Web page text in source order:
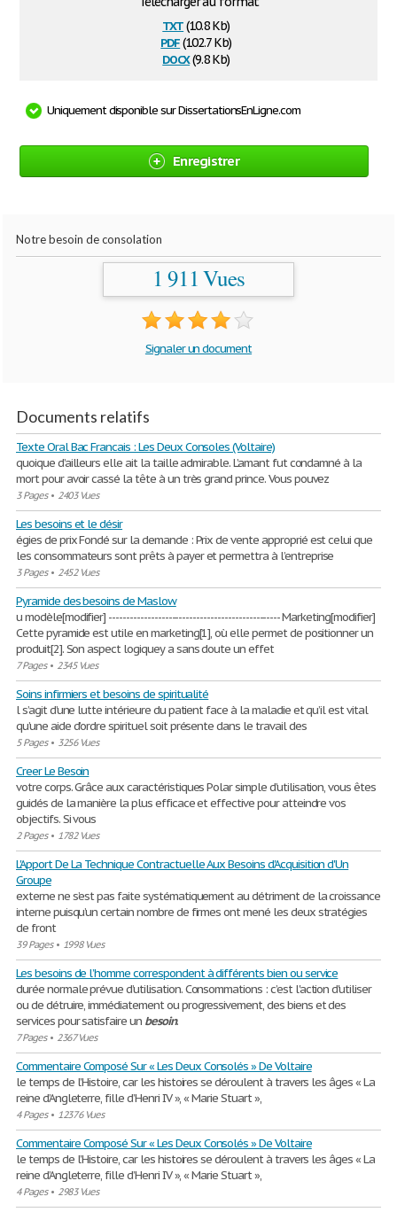
txt(10.8 Kb)
pdf(102.7 Kb)
docx(9.8 Kb)
Uniquement disponible sur DissertationsEnLigne.com
Enregistrer
Notre besoin de consolation
1 911 Vues
Signaler un document
Documents relatifs
Texte Oral Bac Francais : Les Deux Consoles (Voltaire)
quoique d’ailleurs elle ait la taille admirable. L’amant fut condamné à la
mort pour avoir cassé la tête à un très grand prince. Vous pouvez
3 Pages• 2403 Vues
Les besoins et le désir
égies de prix Fondé sur la demande : Prix de vente approprié est celui que
les consommateurs sont prêts à payer et permettra à l’entreprise
3 Pages• 2452 Vues
Pyramide des besoins de Maslow
u modèle[modifier] ------------------------------------------------- Marketing[modifier]
Cette pyramide est utile en marketing[1], où elle permet de positionner un
produit[2]. Son aspect logiquey a sans doute un effet
7 Pages• 2345 Vues
Soins infirmiers et besoins de spiritualité
l s’agit d’une lutte intérieure du patient face à la maladie et qu’il est vital
qu’une aide d’ordre spirituel soit présente dans le travail des
5 Pages• 3256 Vues
Creer Le Besoin
votre corps. Grâce aux caractéristiques Polar simple d’utilisation, vous êtes
guidés de la manière la plus efficace et effective pour atteindre vos
objectifs. Si vous
2 Pages• 1782 Vues
L'Apport De La Technique Contractuelle Aux Besoins d'Acquisition d'Un
Groupe
externe ne s’est pas faite systématiquement au détriment de la croissance
interne puisqu’un certain nombre de firmes ont mené les deux stratégies
de front
39 Pages• 1998 Vues
Les besoins de l’homme correspondent à différents bien ou service
durée normale prévue d’utilisation. Consommations : c’est l'action d'utiliser
ou de détruire, immédiatement ou progressivement, des biens et des
services pour satisfaire un besoin.
7 Pages• 2367 Vues
Commentaire Composé Sur « Les Deux Consolés » De Voltaire
le temps de l’Histoire, car les histoires se déroulent à travers les âges « La
reine d’Angleterre, fille d’Henri IV », « Marie Stuart »,
4 Pages• 12376 Vues
Commentaire Composé Sur « Les Deux Consolés » De Voltaire
le temps de l’Histoire, car les histoires se déroulent à travers les âges « La
reine d’Angleterre, fille d’Henri IV », « Marie Stuart »,
4 Pages• 2983 Vues